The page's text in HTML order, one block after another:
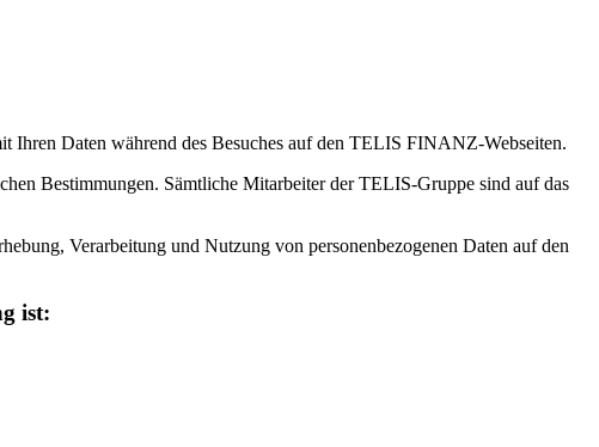
Daten während des Besuches auf den TELIS FINANZ-Webseiten.
Bestimmungen. Sämtliche Mitarbeiter der TELIS-Gruppe sind auf das
Verarbeitung und Nutzung von personenbezogenen Daten auf den
ist: